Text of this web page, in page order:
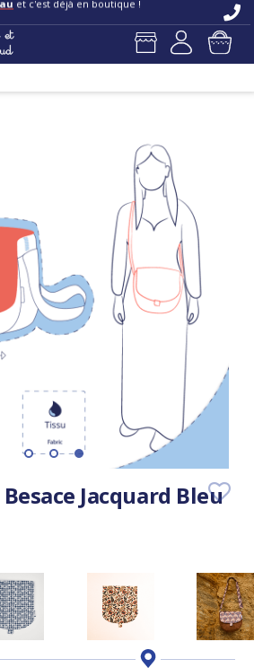
et c'est déjà en boutique !
Jacquard Bleu